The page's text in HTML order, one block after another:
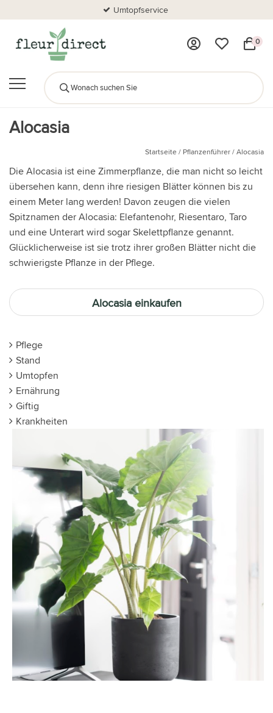
Umtopfservice
0
Alocasia
Startseite/ Pflanzenführer/Alocasia
Die Alocasia ist eine Zimmerpflanze, die man nicht so leicht
übersehen kann, denn ihre riesigen Blätter können bis zu
einem Meter lang werden! Davon zeugen die vielen
Spitznamen der Alocasia: Elefantenohr, Riesentaro, Taro
und eine Unterart wird sogar Skelettpflanze genannt.
Glücklicherweise ist sie trotz ihrer großen Blätter nicht die
schwierigste Pflanze in der Pflege.
Alocasia einkaufen
Pflege
Stand
Umtopfen
Ernährung
Giftig
Krankheiten